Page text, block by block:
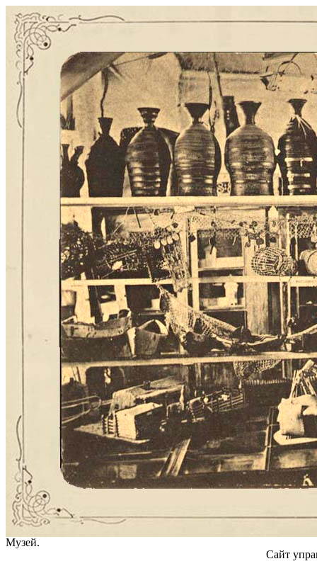
Музей.
Сайт